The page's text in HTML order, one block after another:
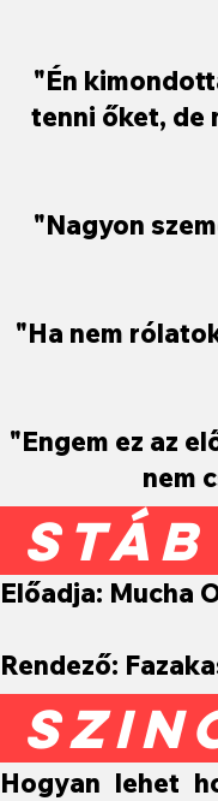
"Én
tenni őket, de
"Nagyon
"Ha nem
"Engem ez az
nem
STÁB
Előadja: Mucha
Rendező:
Hogyan lehet